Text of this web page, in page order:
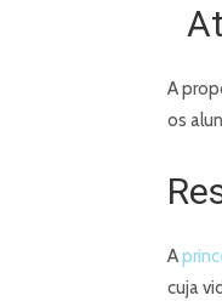
A
os
A
cuja